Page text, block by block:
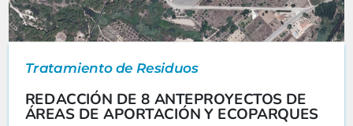
Tratamiento de Residuos
REDACCIÓN DE 8 ANTEPROYECTOS DE
ÁREAS DE APORTACIÓN Y ECOPARQUES